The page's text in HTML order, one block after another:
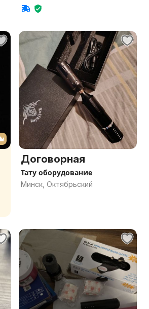
Договорная
Тату оборудование
Минск, Октябрьский